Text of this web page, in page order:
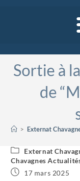
Sortie à
de
> Externat
Externat
Chavagnes
17 mars 2025